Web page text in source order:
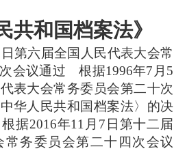
共和国档案法》
第六届全国人民代表大会常
会议通过 根据1996年7月5
表大会常务委员会第二十次
华人民共和国档案法〉的决
据2016年11月7日第十二届
常务委员会第二十四次会议